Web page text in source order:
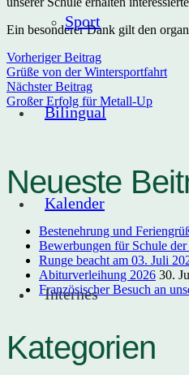
Sport
Bilingual
Kalender
Internes
Ein besonderer Dank gilt den
Vorheriger Beitrag
Grüße von der Wintersportfahrt
Nächster Beitrag
Großer Erfolg für Metall-Up
Neueste
Bestenehrung und
Bewerbungen für Schule
Runge beacht am 03. Juli
Abiturverleihung 2026 30.
Französischer Besuch an
Kategorien